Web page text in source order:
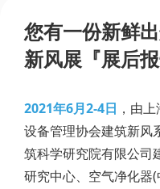
您有一份新鲜
新风展『展后
2021年6月2-4日 ，由
设备管理协会建筑新风
筑科学研究院有限公司
研究中心、空气净化器